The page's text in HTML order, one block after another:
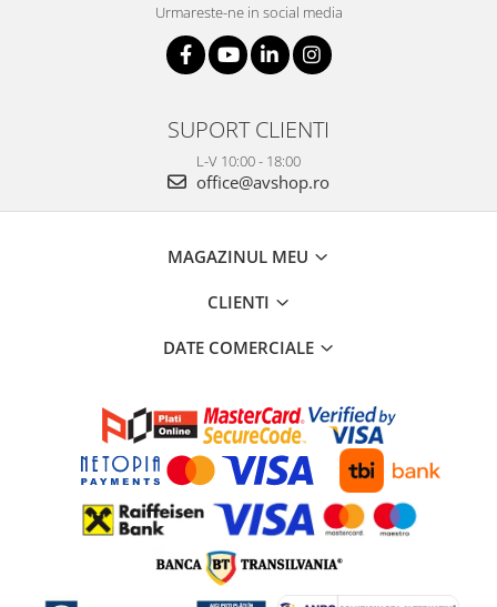
Urmareste-ne in social media
SUPORT CLIENTI
L-V 10:00 - 18:00
office@avshop.ro
MAGAZINUL MEU
CLIENTI
DATE COMERCIALE